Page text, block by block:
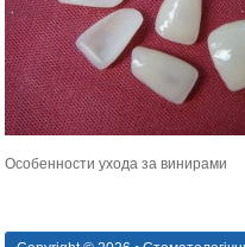
Особенности ухода за винирами